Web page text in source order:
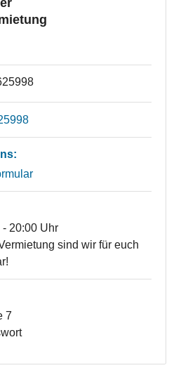
- 20:00 Uhr
sind wir für euch
7